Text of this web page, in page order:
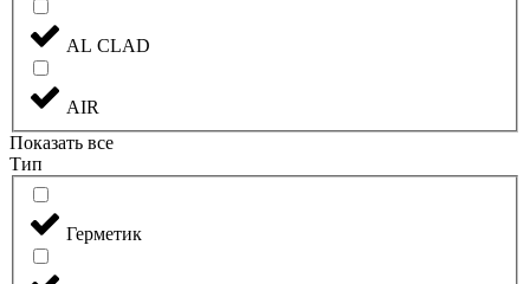
AL CLAD
AIR
Показать все
Тип
Герметик